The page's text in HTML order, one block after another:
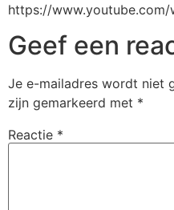
https://www.youtube.com/
Geef een
Je e-mailadres wordt niet
zijn gemarkeerd met *
Reactie *